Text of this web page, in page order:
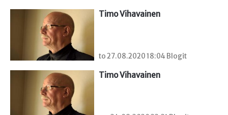
Timo Vihavainen
to 27.08.2020 18:04 Blogit
Timo Vihavainen